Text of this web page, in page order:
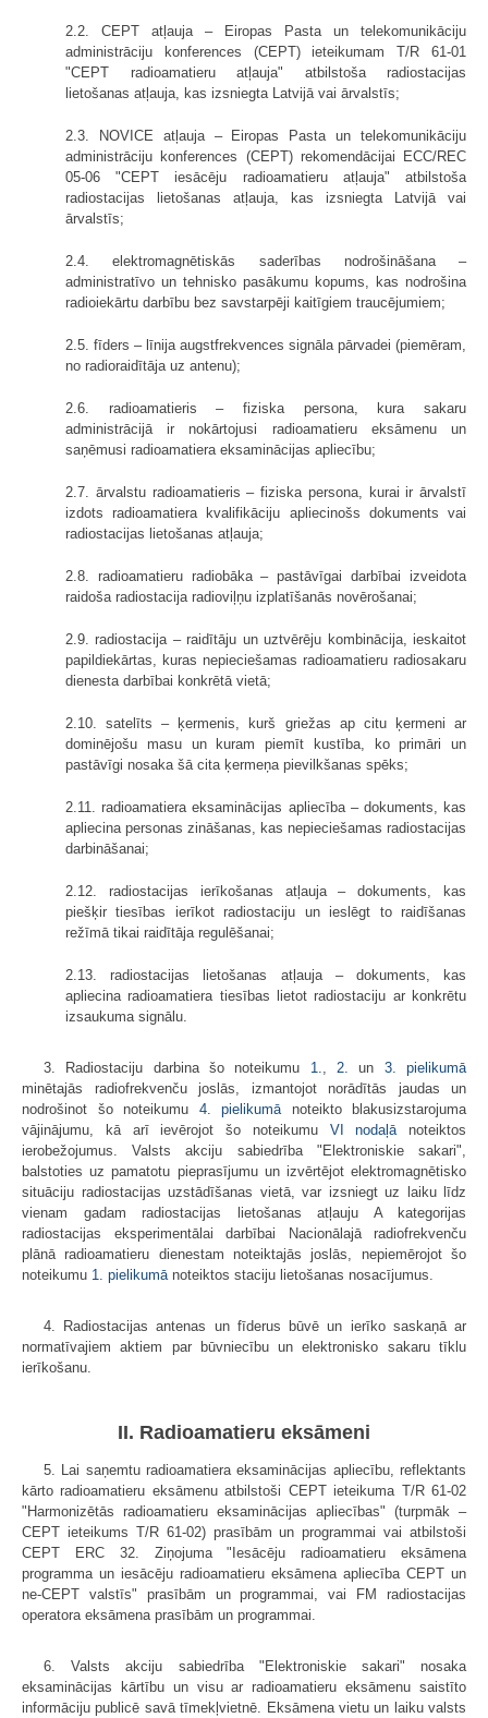
2.2. CEPT atļauja – Eiropas Pasta un telekomunikāciju
administrāciju konferences (CEPT) ieteikumam T/R 61-01
"CEPT radioamatieru atļauja" atbilstoša radiostacijas
lietošanas atļauja, kas izsniegta Latvijā vai ārvalstīs;
2.3. NOVICE atļauja – Eiropas Pasta un telekomunikāciju
administrāciju konferences (CEPT) rekomendācijai ECC/REC
05-06 "CEPT iesācēju radioamatieru atļauja" atbilstoša
radiostacijas lietošanas atļauja, kas izsniegta Latvijā vai
ārvalstīs;
2.4. elektromagnētiskās saderības nodrošināšana –
administratīvo un tehnisko pasākumu kopums, kas nodrošina
radioiekārtu darbību bez savstarpēji kaitīgiem traucējumiem;
2.5. fīders – līnija augstfrekvences signāla pārvadei (piemēram,
no radioraidītāja uz antenu);
2.6. radioamatieris – fiziska persona, kura sakaru
administrācijā ir nokārtojusi radioamatieru eksāmenu un
saņēmusi radioamatiera eksaminācijas apliecību;
2.7. ārvalstu radioamatieris – fiziska persona, kurai ir ārvalstī
izdots radioamatiera kvalifikāciju apliecinošs dokuments vai
radiostacijas lietošanas atļauja;
2.8. radioamatieru radiobāka – pastāvīgai darbībai izveidota
raidoša radiostacija radioviļņu izplatīšanās novērošanai;
2.9. radiostacija – raidītāju un uztvērēju kombinācija, ieskaitot
papildiekārtas, kuras nepieciešamas radioamatieru radiosakaru
dienesta darbībai konkrētā vietā;
2.10. satelīts – ķermenis, kurš griežas ap citu ķermeni ar
dominējošu masu un kuram piemīt kustība, ko primāri un
pastāvīgi nosaka šā cita ķermeņa pievilkšanas spēks;
2.11. radioamatiera eksaminācijas apliecība – dokuments, kas
apliecina personas zināšanas, kas nepieciešamas radiostacijas
darbināšanai;
2.12. radiostacijas ierīkošanas atļauja – dokuments, kas
piešķir tiesības ierīkot radiostaciju un ieslēgt to raidīšanas
režīmā tikai raidītāja regulēšanai;
2.13. radiostacijas lietošanas atļauja – dokuments, kas
apliecina radioamatiera tiesības lietot radiostaciju ar konkrētu
izsaukuma signālu.
3. Radiostaciju darbina šo noteikumu 1. 2.un 3. pielikumā
minētajās radiofrekvenču joslās, izmantojot norādītās jaudas un
nodrošinot šo noteikumu 4. pielikumā noteikto blakusizstarojuma
vājinājumu, kā arī ievērojot šo noteikumuVI nodaļā noteiktos
ierobežojumus. Valsts akciju sabiedrība "Elektroniskie sakari",
balstoties uz pamatotu pieprasījumu un izvērtējot elektromagnētisko
situāciju radiostacijas uzstādīšanas vietā, var izsniegt uz laiku līdz
vienam gadam radiostacijas lietošanas atļauju A kategorijas
radiostacijas eksperimentālai darbībai Nacionālajā radiofrekvenču
plānā radioamatieru dienestam noteiktajās joslās, nepiemērojot šo
noteikumu 1. pielikumā noteiktos staciju lietošanas nosacījumus.
4. Radiostacijas antenas un fīderus būvē un ierīko saskaņā ar
normatīvajiem aktiem par būvniecību un elektronisko sakaru tīklu
ierīkošanu.
II. Radioamatieru eksāmeni
5. Lai saņemtu radioamatiera eksaminācijas apliecību, reflektants
kārto radioamatieru eksāmenu atbilstoši CEPT ieteikuma T/R 61-02
"Harmonizētās radioamatieru eksaminācijas apliecības" (turpmāk –
CEPT ieteikums T/R 61-02) prasībām un programmai vai atbilstoši
CEPT ERC 32. Ziņojuma "Iesācēju radioamatieru eksāmena
programma un iesācēju radioamatieru eksāmena apliecība CEPT un
ne-CEPT valstīs" prasībām un programmai, vai FM radiostacijas
operatora eksāmena prasībām un programmai.
6. Valsts akciju sabiedrība "Elektroniskie sakari" nosaka
eksaminācijas kārtību un visu ar radioamatieru eksāmenu saistīto
informāciju publicē savā tīmekļvietnē. Eksāmena vietu un laiku valsts